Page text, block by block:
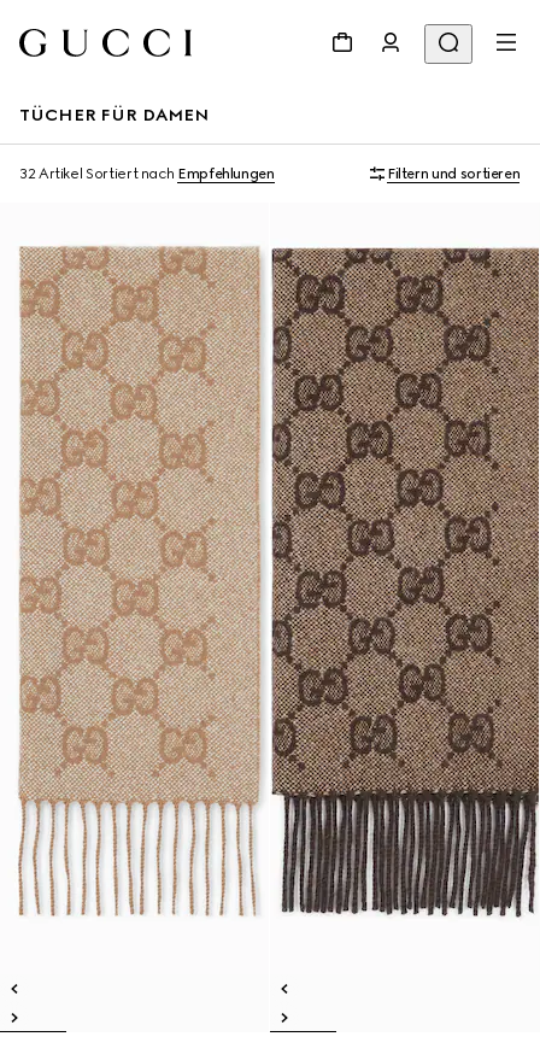
TÜCHER FÜR DAMEN
32 Artikel Sortiert nach Empfehlungen Filtern und sortieren